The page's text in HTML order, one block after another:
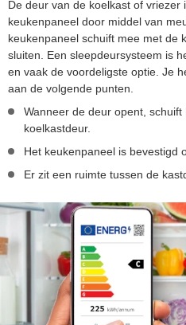
De deur van de koelkast of vriezer
keukenpaneel door middel van
keukenpaneel schuift mee met de
sluiten. Een sleepdeursysteem is
en vaak de voordeligste optie. Je
aan de volgende punten.
Wanneer de deur opent,
koelkastdeur.
Het keukenpaneel is bevestigd
Er zit een ruimte tussen de